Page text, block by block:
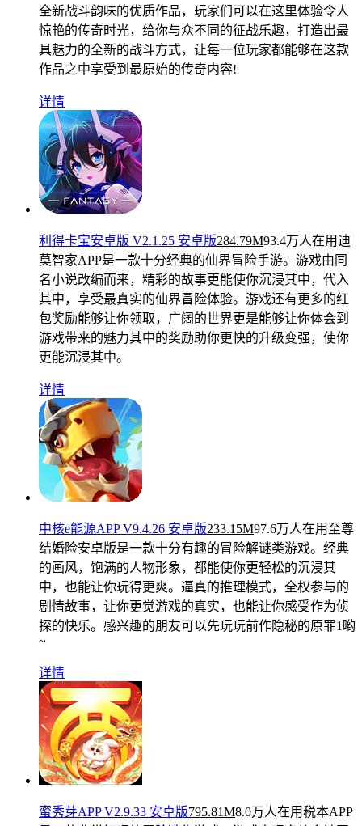
全新战斗韵味的优质作品，玩家们可以在这里体验令人
惊艳的传奇时光，给你与众不同的征战乐趣，打造出最
具魅力的全新的战斗方式，让每一位玩家都能够在这款
作品之中享受到最原始的传奇内容!
详情
利得卡宝安卓版 V2.1.25 安卓版284.79M93.4万人在用迪
莫智家APP是一款十分经典的仙界冒险手游。游戏由同
名小说改编而来，精彩的故事更能使你沉浸其中，代入
其中，享受最真实的仙界冒险体验。游戏还有更多的红
包奖励能够让你领取，广阔的世界更是能够让你体会到
游戏带来的魅力其中的奖励助你更快的升级变强，使你
更能沉浸其中。
详情
中核e能源APP V9.4.26 安卓版233.15M97.6万人在用 至尊
结婚险安卓版是一款十分有趣的冒险解谜类游戏。经典
的画风，饱满的人物形象，都能使你更轻松的沉浸其
中，也能让你玩得更爽。逼真的推理模式，全权参与的
剧情故事，让你更觉游戏的真实，也能让你感受作为侦
探的快乐。感兴趣的朋友可以先玩玩前作隐秘的原罪1哟
~
详情
蜜秀芽APP V2.9.33 安卓版795.81M8.0万人在用税本APP